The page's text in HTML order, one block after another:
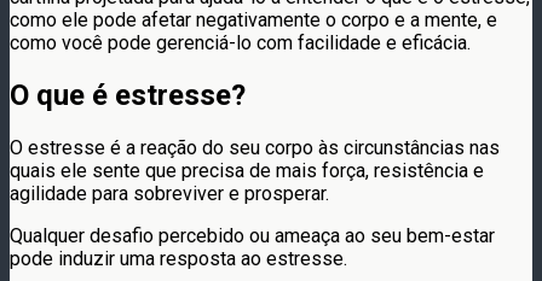
como ele pode afetar negativamente o corpo e a mente, e
como você pode gerenciá-lo com facilidade e eficácia.
O que é estresse?
O estresse é a reação do seu corpo às circunstâncias nas
quais ele sente que precisa de mais força, resistência e
agilidade para sobreviver e prosperar.
Qualquer desafio percebido ou ameaça ao seu bem-estar
pode induzir uma resposta ao estresse.